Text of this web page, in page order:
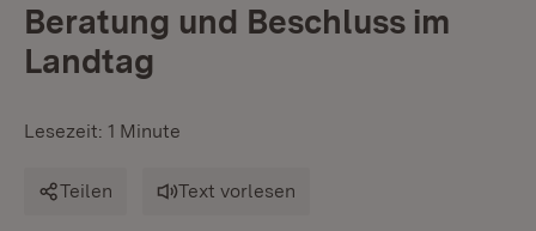
Beratung und Beschluss im
Landtag
Lesezeit: 1 Minute
Teilen Text vorlesen